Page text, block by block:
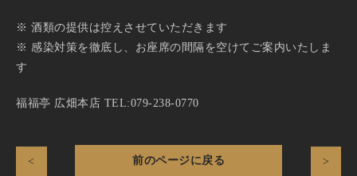
※ 酒類の提供は控えさせていただきます
※ 感染対策を徹底し、お座席の間隔を空けてご案内いたしま
す
福福亭 広畑本店 TEL:079-238-0770
< 前のページに戻る >